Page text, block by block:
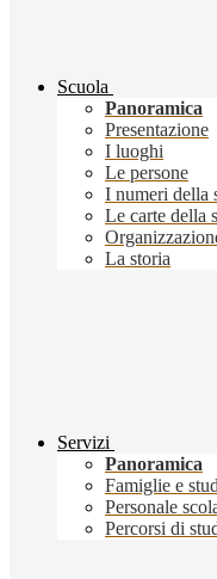
Scuola
Panoramica
Presentazione
I luoghi
Le persone
I numeri della
Le carte della
La storia
Servizi
Panoramica
Famiglie e
Personale
Percorsi di